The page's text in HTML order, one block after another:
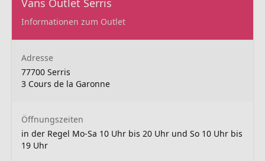
Vans Outlet Serris
Informationen zum Outlet
Adresse
77700 Serris
3 Cours de la Garonne
Öffnungszeiten
in der Regel Mo-Sa 10 Uhr bis 20 Uhr und So 10 Uhr bis
19 Uhr